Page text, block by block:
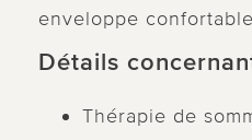
enveloppe
Détails
Thérapie de